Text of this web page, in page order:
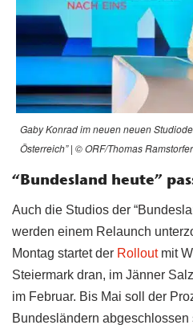
Gaby Konrad im neuen neuen
Österreich” | © ORF/Thomas Ramstorfer
“Bundesland heute”
Auch die Studios der
werden einem Relaunch
Montag startet der Rolloutmit
Steiermark dran, im Jänner
im Februar. Bis Mai soll der
Bundesländern abgeschlossen